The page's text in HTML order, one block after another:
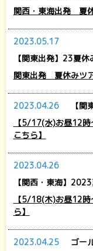
関西・東海出発 夏
2023.05.17
【関東出発】23夏
関東出発 夏休みツ
2023.04.26
【
【5/17(水)お昼12
こちら】
2023.04.26
【関西・東海】
【5/18(木)お昼12
ら】
2023.04.25
ゴー